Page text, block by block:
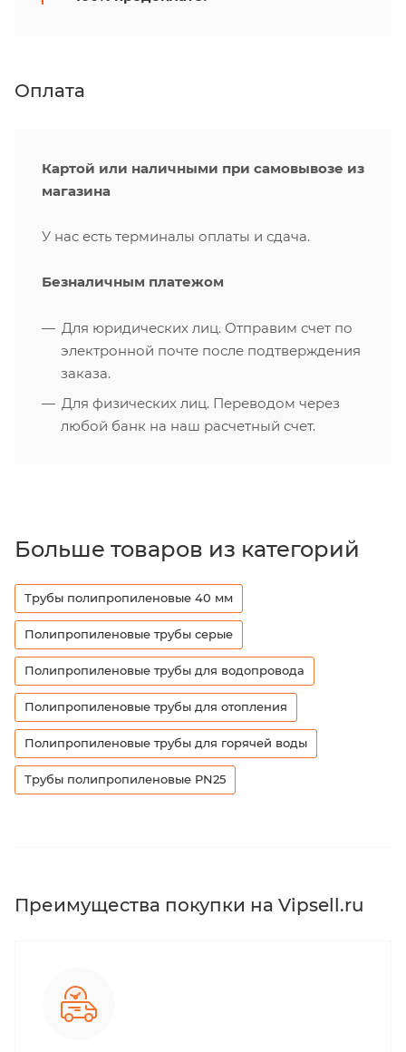
Оплата
Картой или наличными при самовывозе из
магазина
У нас есть терминалы оплаты и сдача.
Безналичным платежом
Для юридических лиц. Отправим счет по
электронной почте после подтверждения
заказа.
Для физических лиц. Переводом через
любой банк на наш расчетный счет.
Больше товаров из категорий
Трубы полипропиленовые 40 мм
Полипропиленовые трубы серые
Полипропиленовые трубы для водопровода
Полипропиленовые трубы для отопления
Полипропиленовые трубы для горячей воды
Трубы полипропиленовые PN25
Преимущества покупки на Vipsell.ru